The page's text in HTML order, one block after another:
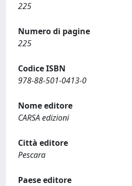
225
Numero di pagine
225
Codice ISBN
978-88-501-0413-0
Nome editore
CARSA edizioni
Città editore
Pescara
Paese editore